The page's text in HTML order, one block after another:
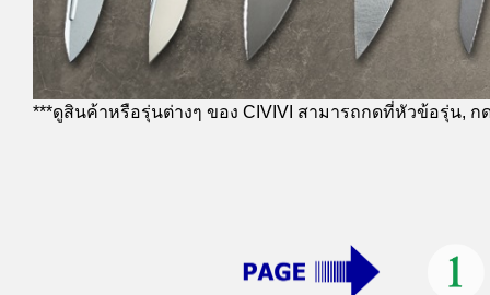
***ดูสินค้าหรือรุ่นต่างๆ ของ CIVIVI สามารถกดที่หัวข้อรุ่น, ก